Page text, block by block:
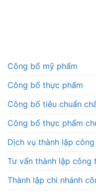
Công bố mỹ phẩm
Công bố thực phẩm
Công bố tiêu chuẩn
Công bố thực phẩm
Dịch vụ thành lập
Tư vấn thành lập công
Thành lập chi nhánh